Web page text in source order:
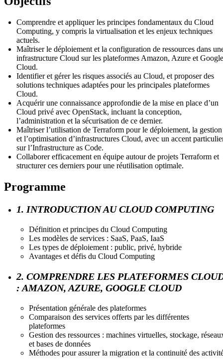
Comprendre et appliquer les principes fondamentaux du Cloud
Computing, y compris la virtualisation et les enjeux techniques
actuels.
Maîtriser le déploiement et la configuration de ressources dans
infrastructure Cloud sur les plateformes Amazon, Azure et Google
Cloud.
Identifier et gérer les risques associés au Cloud, et proposer des
solutions techniques adaptées pour les principales plateformes
Cloud.
Acquérir une connaissance approfondie de la mise en place d’un
Cloud privé avec OpenStack, incluant la conception,
l’administration et la sécurisation de ce dernier.
Maîtriser l’utilisation de Terraform pour le déploiement, la gestion
et l’optimisation d’infrastructures Cloud, avec un accent
sur l’Infrastructure as Code.
Collaborer efficacement en équipe autour de projets Terraform et
structurer ces derniers pour une réutilisation optimale.
Programme
1. INTRODUCTION AU CLOUD COMPUTING
Définition et principes du Cloud Computing
Les modèles de services : SaaS, PaaS, IaaS
Les types de déploiement : public, privé, hybride
Avantages et défis du Cloud Computing
2. COMPRENDRE LES PLATEFORMES
: AMAZON, AZURE, GOOGLE CLOUD
Présentation générale des plateformes
Comparaison des services offerts par les différentes
plateformes
Gestion des ressources : machines virtuelles, stockage,
et bases de données
Méthodes pour assurer la migration et la continuité des